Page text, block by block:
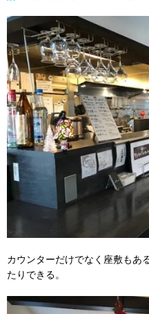
カウンターだけでなく座敷もあ
たりできる。